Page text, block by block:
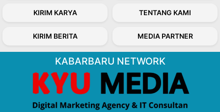
KIRIM KARYA TENTANG KAMI
KIRIM BERITA MEDIA PARTNER
KABARBARU NETWORK